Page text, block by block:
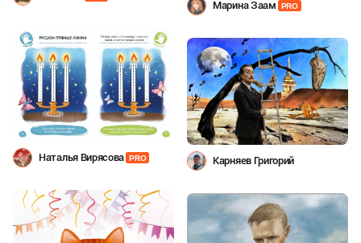
Марина Заам PRO
Наталья Вирясова PRO Карняев Григорий